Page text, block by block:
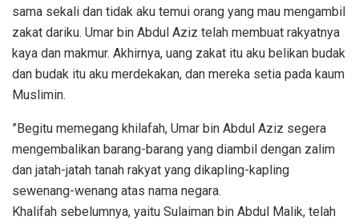
sama sekali dan tidak aku temui orang yang mau mengambil
zakat dariku. Umar bin Abdul Aziz telah membuat rakyatnya
kaya dan makmur. Akhirnya, uang zakat itu aku belikan budak
dan budak itu aku merdekakan, dan mereka setia pada kaum
Muslimin.
”Begitu memegang khilafah, Umar bin Abdul Aziz segera
mengembalikan barang-barang yang diambil dengan zalim
dan jatah-jatah tanah rakyat yang dikapling-kapling
sewenang-wenang atas nama negara.
Khalifah sebelumnya, yaitu Sulaiman bin Abdul Malik, telah